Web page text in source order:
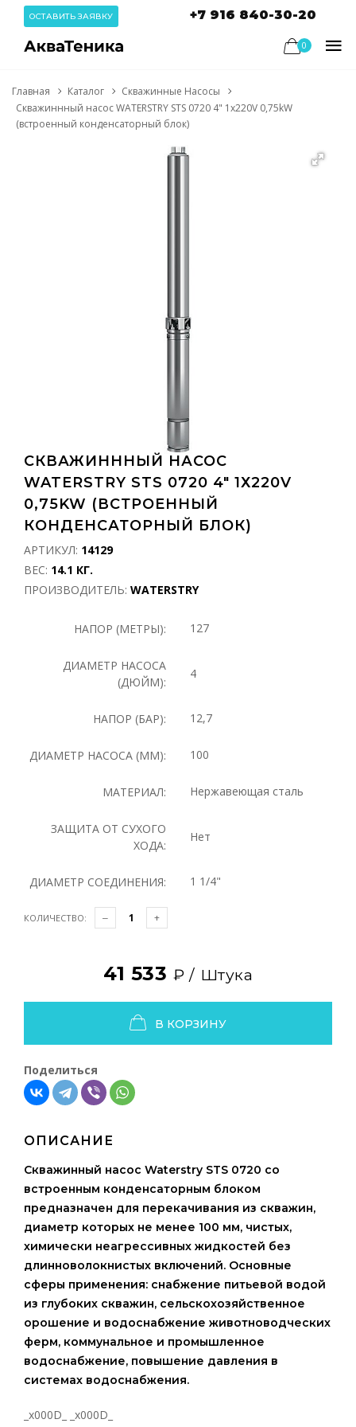
ОСТАВИТЬ ЗАЯВКУ +7 916 840-30-20
0
Главная Каталог
Скважинные Насосы
Скважиннный насос WATERSTRY STS 0720 4" 1х220V 0,75kW
(встроенный конденсаторный блок)
СКВАЖИНННЫЙ НАСОС
WATERSTRY STS 0720 4" 1Х220V
0,75KW (ВСТРОЕННЫЙ
КОНДЕНСАТОРНЫЙ БЛОК)
АРТИКУЛ: 14129
ВЕС: 14.1 КГ.
ПРОИЗВОДИТЕЛЬ: WATERSTRY
НАПОР (МЕТРЫ): 127
ДИАМЕТР НАСОСА
(ДЮЙМ):
4
НАПОР (БАР): 12,7
ДИАМЕТР НАСОСА (ММ): 100
МАТЕРИАЛ: Нержавеющая сталь
ЗАЩИТА ОТ СУХОГО
ХОДА:
Нет
ДИАМЕТР СОЕДИНЕНИЯ: 1 1/4"
КОЛИЧЕСТВО:
41 533 ₽ / Штука
В КОРЗИНУ
Поделиться
ОПИСАНИЕ
Скважинный насос Waterstry STS 0720 со
встроенным конденсаторным блоком
предназначен для перекачивания из скважин,
диаметр которых не менее 100 мм, чистых,
химически неагрессивных жидкостей без
длинноволокнистых включений. Основные
сферы применения: снабжение питьевой водой
из глубоких скважин, сельскохозяйственное
орошение и водоснабжение животноводческих
ферм, коммунальное и промышленное
водоснабжение, повышение давления в
системах водоснабжения.
_x000D_ _x000D_